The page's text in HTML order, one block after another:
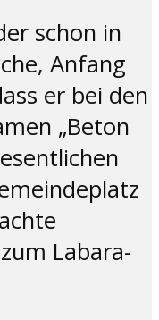
schon in
Anfang
er bei den
„Beton
Labara-